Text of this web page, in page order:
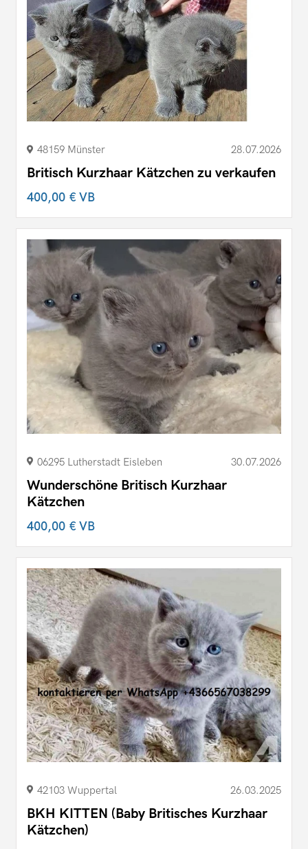
48159 Münster 28.07.2026
Britisch Kurzhaar Kätzchen zu verkaufen
400,00 €VB
06295 Lutherstadt Eisleben 30.07.2026
Wunderschöne Britisch Kurzhaar
Kätzchen
400,00 €VB
42103 Wuppertal 26.03.2025
BKH KITTEN (Baby Britisches Kurzhaar
Kätzchen)